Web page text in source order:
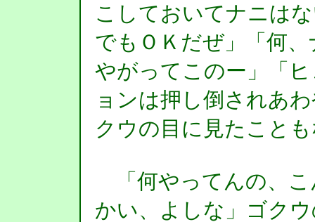
こしておいてナニは
でもＯＫだぜ」「何
やがってこのー」「
ョンは押し倒されあ
クウの目に見たこと
「何やってんの、こ
かい、よしな」ゴク